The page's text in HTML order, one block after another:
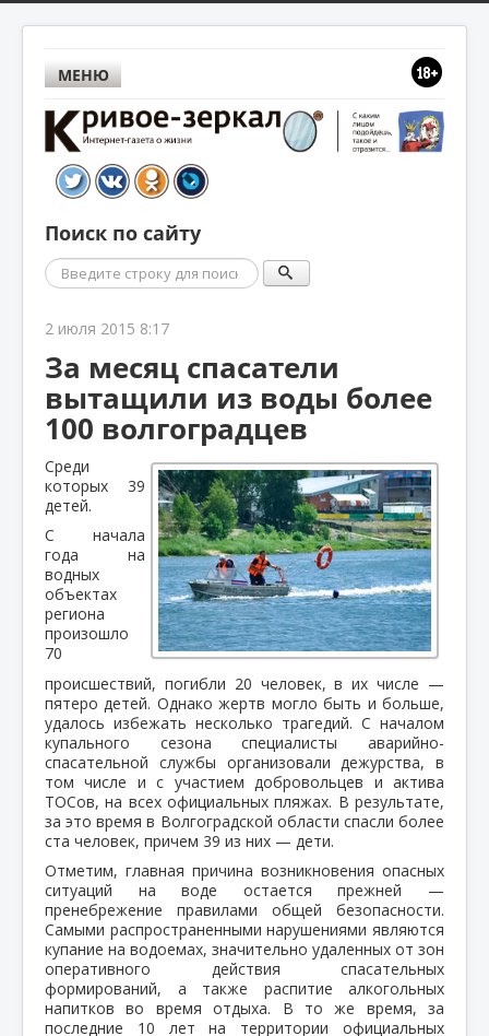
МЕНЮ
Поиск по сайту
Поиск
2 июля 2015 8:17
За месяц спасатели
вытащили из воды более
100 волгоградцев
Среди
которых 39
детей.
С начала
года на
водных
объектах
региона
произошло
70
происшествий, погибли 20 человек, в их числе —
пятеро детей. Однако жертв могло быть и больше,
удалось избежать несколько трагедий. С началом
купального сезона специалисты аварийно-
спасательной службы организовали дежурства, в
том числе и с участием добровольцев и актива
ТОСов, на всех официальных пляжах. В результате,
за это время в Волгоградской области спасли более
ста человек, причем 39 из них — дети.
Отметим, главная причина возникновения опасных
ситуаций на воде остается прежней —
пренебрежение правилами общей безопасности.
Самыми распространенными нарушениями являются
купание на водоемах, значительно удаленных от зон
оперативного действия спасательных
формирований, а также распитие алкогольных
напитков во время отдыха. В то же время, за
последние 10 лет на территории официальных